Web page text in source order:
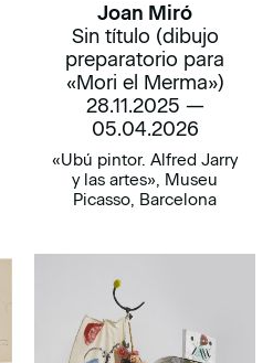
Joan Miró
Sin título (dibujo
preparatorio para
«Mori el Merma»)
28.11.2025 —
05.04.2026
«Ubú pintor. Alfred Jarry
y las artes», Museu
Picasso, Barcelona